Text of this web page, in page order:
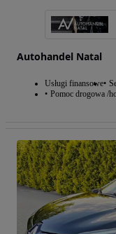
Autohandel Natal
Usługi finansowe
Pomoc drogowa /